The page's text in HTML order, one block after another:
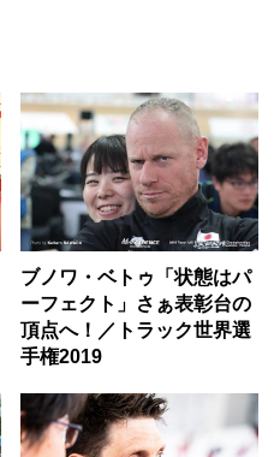
ブノワ・ベトゥ「状態はパ
ーフェクト」さぁ表彰台の
頂点へ！／トラック世界選
手権2019